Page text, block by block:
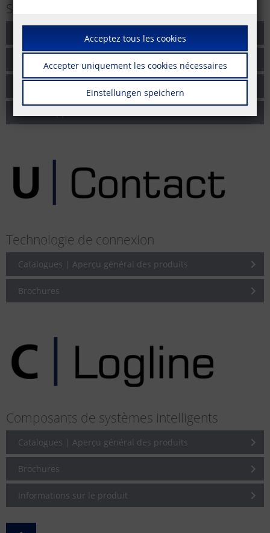
Solutions de câblage pour réseaux
Catalogues | Aperçu général des produits
Technologie de connexion
Catalogues | Aperçu général des produits
Brochures
Composants de systèmes intelligents
Catalogues | Aperçu général des produits
Brochures
Informations sur le produit
Acceptez tous les cookies
Accepter uniquement les cookies nécessaires
Einstellungen speichern